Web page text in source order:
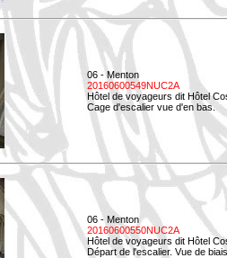
06 - Menton
20160600549NUC2A
Hôtel de voyageurs dit Hôtel
Cage d'escalier vue d'en bas.
06 - Menton
20160600550NUC2A
Hôtel de voyageurs dit Hôtel
Départ de l'escalier. Vue de